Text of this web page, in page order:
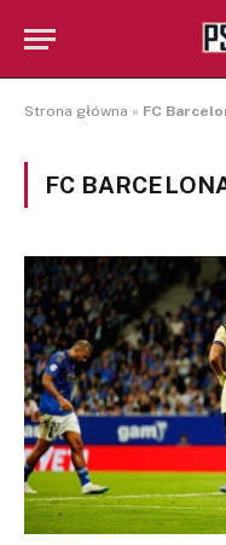
Strona główna » FC
FC